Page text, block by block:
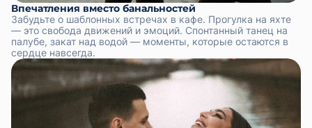
Впечатления вместо банальностей
Забудьте о шаблонных встречах в кафе. Прогулка на яхте
— это свобода движений и эмоций. Спонтанный танец на
палубе, закат над водой — моменты, которые остаются в
сердце навсегда.